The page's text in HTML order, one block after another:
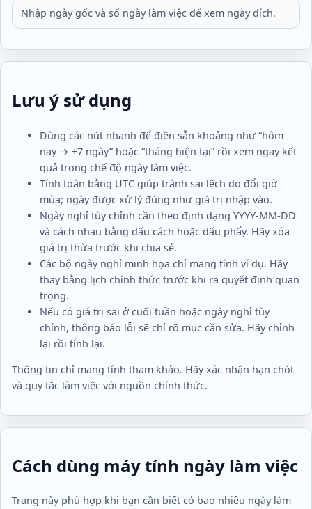
Nhập ngày gốc và số ngày làm việc để xem ngày đích.
Lưu ý sử dụng
Dùng các nút nhanh để điền sẵn khoảng như “hôm
nay → +7 ngày” hoặc “tháng hiện tại” rồi xem ngay kết
quả trong chế độ ngày làm việc.
Tính toán bằng UTC giúp tránh sai lệch do đổi giờ
mùa; ngày được xử lý đúng như giá trị nhập vào.
Ngày nghỉ tùy chỉnh cần theo định dạng YYYY-MM-DD
và cách nhau bằng dấu cách hoặc dấu phẩy. Hãy xóa
giá trị thừa trước khi chia sẻ.
Các bộ ngày nghỉ minh họa chỉ mang tính ví dụ. Hãy
thay bằng lịch chính thức trước khi ra quyết định quan
trọng.
Nếu có giá trị sai ở cuối tuần hoặc ngày nghỉ tùy
chỉnh, thông báo lỗi sẽ chỉ rõ mục cần sửa. Hãy chỉnh
lại rồi tính lại.
Thông tin chỉ mang tính tham khảo. Hãy xác nhận hạn chót
và quy tắc làm việc với nguồn chính thức.
Cách dùng máy tính ngày làm việc
Trang này phù hợp khi bạn cần biết có bao nhiêu ngày làm